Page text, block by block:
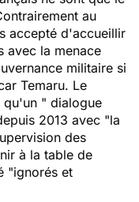
au
accepté d'accueillir
avec la menace
militaire si
Temaru. Le
qu'un " dialogue
2013 avec "la
des
à la table de
"ignorés et